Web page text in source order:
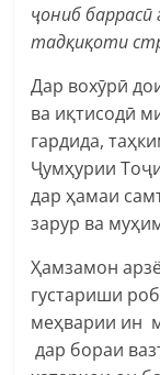
ҷониб баррасӣ
тадқиқоти
Дар вохӯрӣ
ва иқтисодӣ
гардида,
Ҷумҳурии
дар ҳамаи
зарур ва
Ҳамзамон
густариши
меҳварии ин
дар бораи